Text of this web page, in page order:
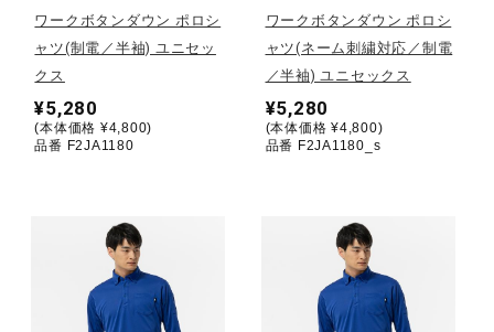
アウトドア／レイン
サポーター
健康／エクササイズ
ジュニア／キッズ
ワークボタンダウン ポロシ
ャツ(制電／半袖) ユニセッ
クス
¥5,280
(本体価格 ¥4,800)
品番 F2JA1180
ワークボタンダウン ポロシ
ャツ(ネーム刺繍対応／制電
／半袖) ユニセックス
¥5,280
(本体価格 ¥4,800)
品番 F2JA1180_s